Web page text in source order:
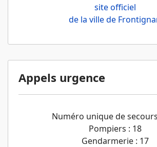
site officiel
de la ville de
Appels urgence
Numéro unique de
Pompiers : 18
Gendarmerie : 17